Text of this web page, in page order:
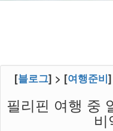
[블로그] > [여행준비]
필리핀 여행 중
비